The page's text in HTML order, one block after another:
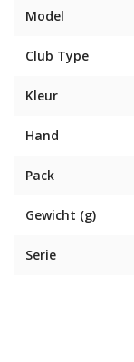
Model
Club Type
Kleur
Hand
Pack
Gewicht (g)
Serie